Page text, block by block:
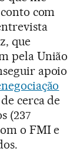
com
que
pela União
apoio
cerca de
(237
o FMI e